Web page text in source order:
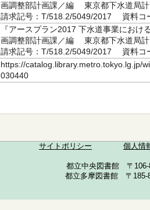
画調整部計画課／編 東京都下水道局
請求記号：T/518.2/5049/2017 資料コ
『アースプラン2017 下水道事業にお
画調整部計画課／編 東京都下水道局
請求記号：T/518.2/5049/2017 資料コ
https://catalog.library.metro.tokyo.lg.jp/
030440
サイトポリシー 個人情
都立中央図書館 〒
都立多摩図書館 〒185-